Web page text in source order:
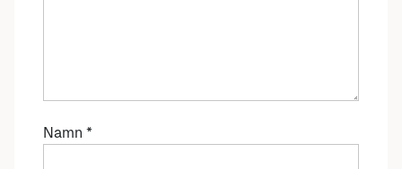
Namn *